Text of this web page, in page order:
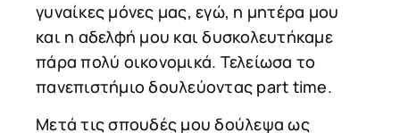
γυναίκες μόνες μας, εγώ, η μητέρα μου
και η αδελφή μου και δυσκολευτήκαμε
πάρα πολύ οικονομικά. Τελείωσα το
πανεπιστήμιο δουλεύοντας part time.
Μετά τις σπουδές μου δούλεψα ως